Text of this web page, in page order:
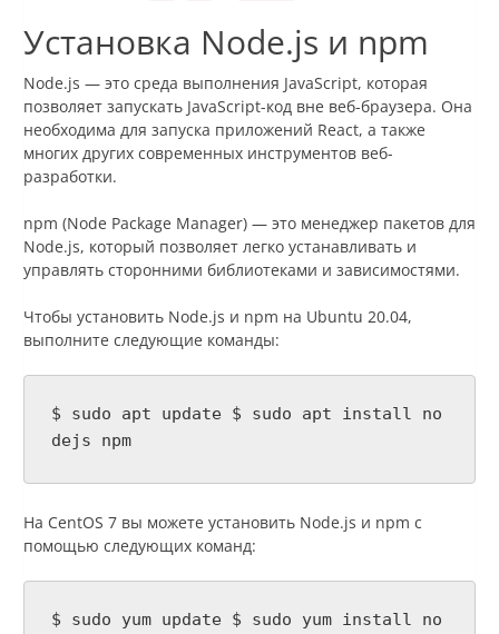
Установка Node.js и npm
Node.js — это среда выполнения JavaScript, которая
позволяет запускать JavaScript-код вне веб-браузера. Она
необходима для запуска приложений React, а также
многих других современных инструментов веб-
разработки.
npm (Node Package Manager) — это менеджер пакетов для
Node.js, который позволяет легко устанавливать и
управлять сторонними библиотеками и зависимостями.
Чтобы установить Node.js и npm на Ubuntu 20.04,
выполните следующие команды:
$ sudo apt update $ sudo apt install no
dejs npm
На CentOS 7 вы можете установить Node.js и npm с
помощью следующих команд:
$ sudo yum update $ sudo yum install no